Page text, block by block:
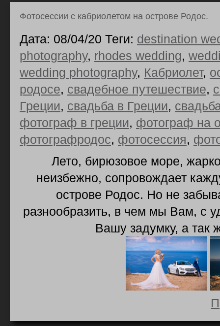
Фотосессии с кабриолетом на острове Родос.
Дата: 08/04/20 Теги: destination
photography, rhodes wedding,
wedding photography, Кабриолет,
родосе, свадебное путешествие,
Греции, свадьба в Греции,
фотограф в греции, фотограф на
фотографродос, фотосессия,
Лето, бирюзовое море,
неизбежно, сопровождает
острове Родос. Но не
разнообразить, в чем мы Вам, с
Вашу задумку, а так